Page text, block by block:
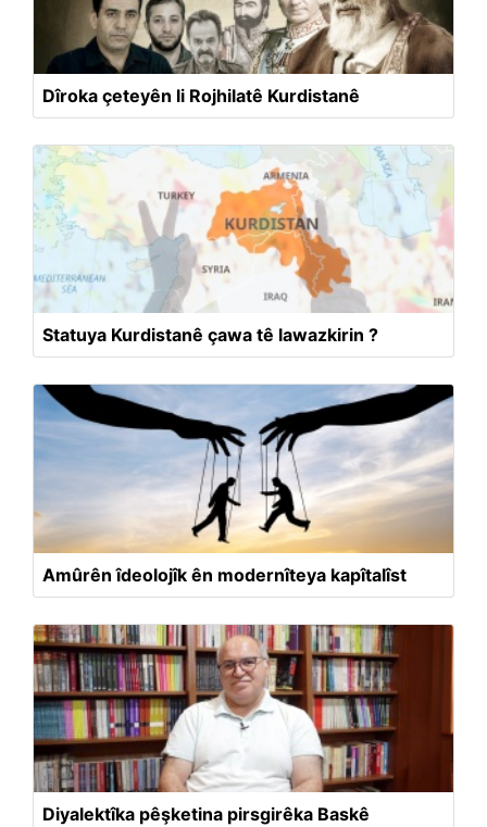
Dîroka çeteyên li Rojhilatê Kurdistanê
Statuya Kurdistanê çawa tê lawazkirin ?
Amûrên îdeolojîk ên modernîteya kapîtalîst
Diyalektîka pêşketina pirsgirêka Baskê